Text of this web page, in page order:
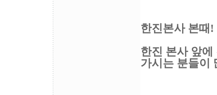
한진본사 본때
한진 본사 앞
가시는 분들이